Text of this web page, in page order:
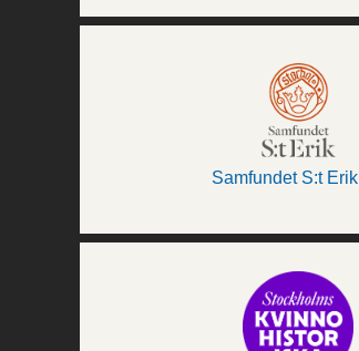
Samfundet S:t Erik